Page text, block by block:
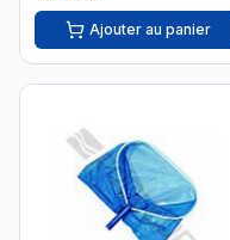
Ajouter au panier